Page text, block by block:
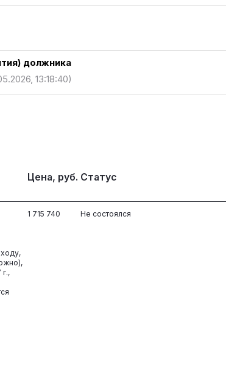
должника
13:18:40)
Цена, руб. Статус
1 715 740 Не состоялся